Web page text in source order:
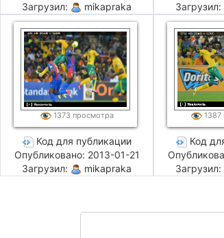
Загрузил:
mikapraka
Загрузил:
1373 просмотра
Код для публикации
Опубликовано: 2013-01-21
Загрузил:
mikapraka
1387
Код
Загрузил: